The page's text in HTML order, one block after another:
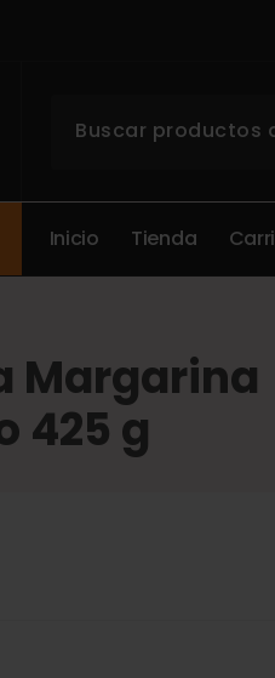
Inicio Tienda Carri
Margarina
425 g